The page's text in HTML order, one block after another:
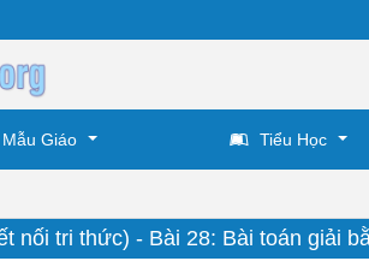
Giáo Tiểu Học
nối tri thức) - Bài 28: Bài toán giải